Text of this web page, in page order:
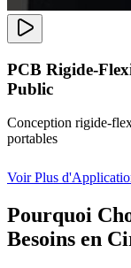
PCB Rigide-
Public
Conception rigide-
portables
Voir Plus
Pourquoi
Besoins en